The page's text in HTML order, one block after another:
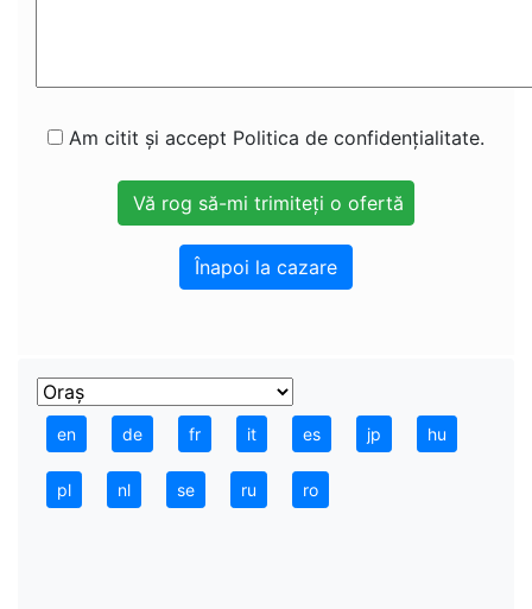
Am citit și accept Politica de confidențialitate.
Înapoi la cazare
en de fr it es jp hu
pl nl se ru ro